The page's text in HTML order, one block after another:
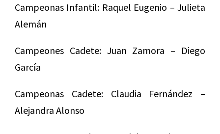
Campeonas Infantil: Raquel Eugenio – Julieta
Alemán
Campeones Cadete: Juan Zamora – Diego
García
Campeonas Cadete: Claudia Fernández –
Alejandra Alonso